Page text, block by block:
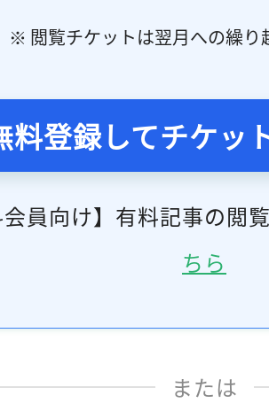
※ 閲覧チケットは翌月への繰り
料登録してチケッ
会員向け】有料記事の閲
ちら
または